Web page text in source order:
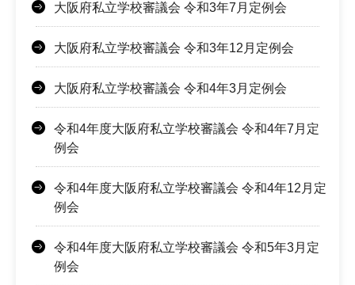
大阪府私立学校審議会 令和3年7月定例会
大阪府私立学校審議会 令和3年12月定例会
大阪府私立学校審議会 令和4年3月定例会
令和4年度大阪府私立学校審議会 令和4年7月定
例会
令和4年度大阪府私立学校審議会 令和4年12月定
例会
令和4年度大阪府私立学校審議会 令和5年3月定
例会